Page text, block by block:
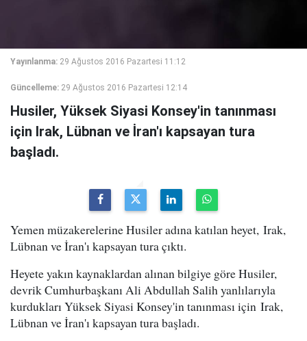
Yayınlanma: 29 Ağustos 2016 Pazartesi 11:12
Güncelleme: 29 Ağustos 2016 Pazartesi 12:14
Husiler, Yüksek Siyasi Konsey'in tanınması
için Irak, Lübnan ve İran'ı kapsayan tura
başladı.
Yemen müzakerelerine Husiler adına katılan heyet, Irak,
Lübnan ve İran'ı kapsayan tura çıktı.
Heyete yakın kaynaklardan alınan bilgiye göre Husiler,
devrik Cumhurbaşkanı Ali Abdullah Salih yanlılarıyla
kurdukları Yüksek Siyasi Konsey'in tanınması için Irak,
Lübnan ve İran'ı kapsayan tura başladı.